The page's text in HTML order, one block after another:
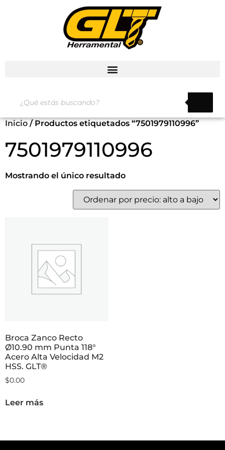
Inicio / Productos etiquetados “7501979110996”
7501979110996
Mostrando el único resultado
Broca Zanco Recto
Ø10.90 mm Punta 118°
Acero Alta Velocidad M2
HSS. GLT®
$0.00
Leer más